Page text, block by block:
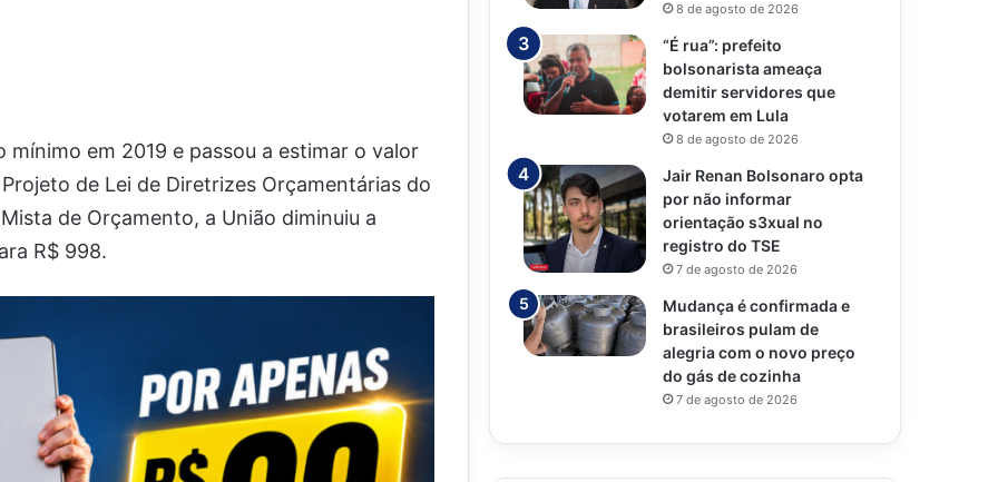
em 2019 e passou a estimar o valor
de Lei de Diretrizes Orçamentárias do
de Orçamento, a União diminuiu a
R$ 998.
8 de agosto de 2026
“É rua”: prefeito
bolsonarista ameaça
demitir servidores que
votarem em Lula
8 de agosto de 2026
Jair Renan Bolsonaro opta
por não informar
orientação s3xual no
registro do TSE
7 de agosto de 2026
Mudança é confirmada e
brasileiros pulam de
alegria com o novo preço
do gás de cozinha
7 de agosto de 2026